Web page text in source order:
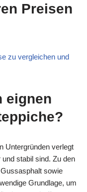
Preisen
zu vergleichen und
eignen
Untergründen verlegt
stabil sind. Zu den
sowie
Grundlage, um